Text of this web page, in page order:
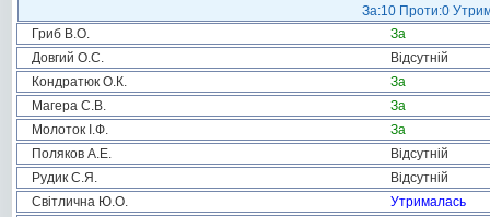
За:10 Проти:0
Гриб В.О.
За
Довгий О.С.
Відсутній
Кондратюк О.К.
За
Магера С.В.
За
Молоток І.Ф.
За
Поляков А.Е.
Відсутній
Рудик С.Я.
Відсутній
Світлична Ю.О.
Утрималась